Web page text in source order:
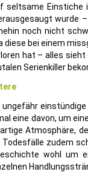
seltsame Einstiche
wurde
noch nicht
diese bei einem
hat – alles
Serienkiller
eine davon, um
Atmosphäre,
zudem
wohl um